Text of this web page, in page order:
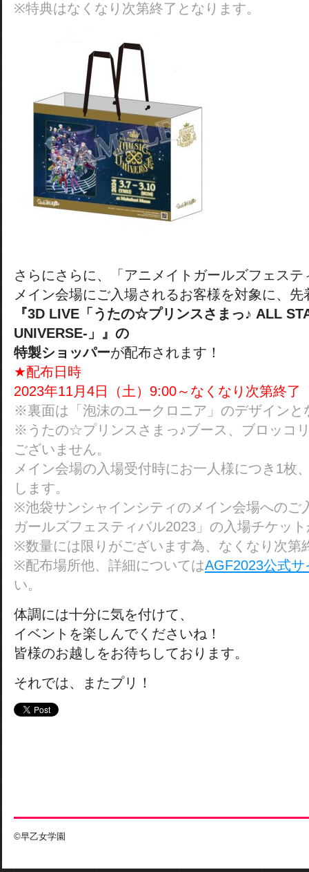
※特典はなくなり次第終了となります。
さらにさらに、「アニメイトガールズフェステ
メイン会場にご入場されるお客様を対象に、先
『3D LIVE「うたの☆プリンスさまっ♪ ALL
UNIVERSE-」』の
特製ショッパーが配布されます！
★配布日時
2023年11月4日（土）9:00～なくなり次第終了
※裏面は「泡沫のユークロニア」のデザインと
※うたの☆プリンスさまっ♪ブース、ブロッコ
ございません。
メイン会場の入場受付時にお一人様につき1枚
します。
※池袋サンシャインシティのメイン会場へのご
ガールズフェスティバル2023」の入場チケッ
※数量には限りがございます為、なくなり次第
※配布場所他、詳細についてはAGF2023公式サ
い。
体調には十分に気を付けて、
イベントを楽しんでくださいね！
皆様のお越しをお待ちしております。
それでは、またプリ！
©早乙女学園